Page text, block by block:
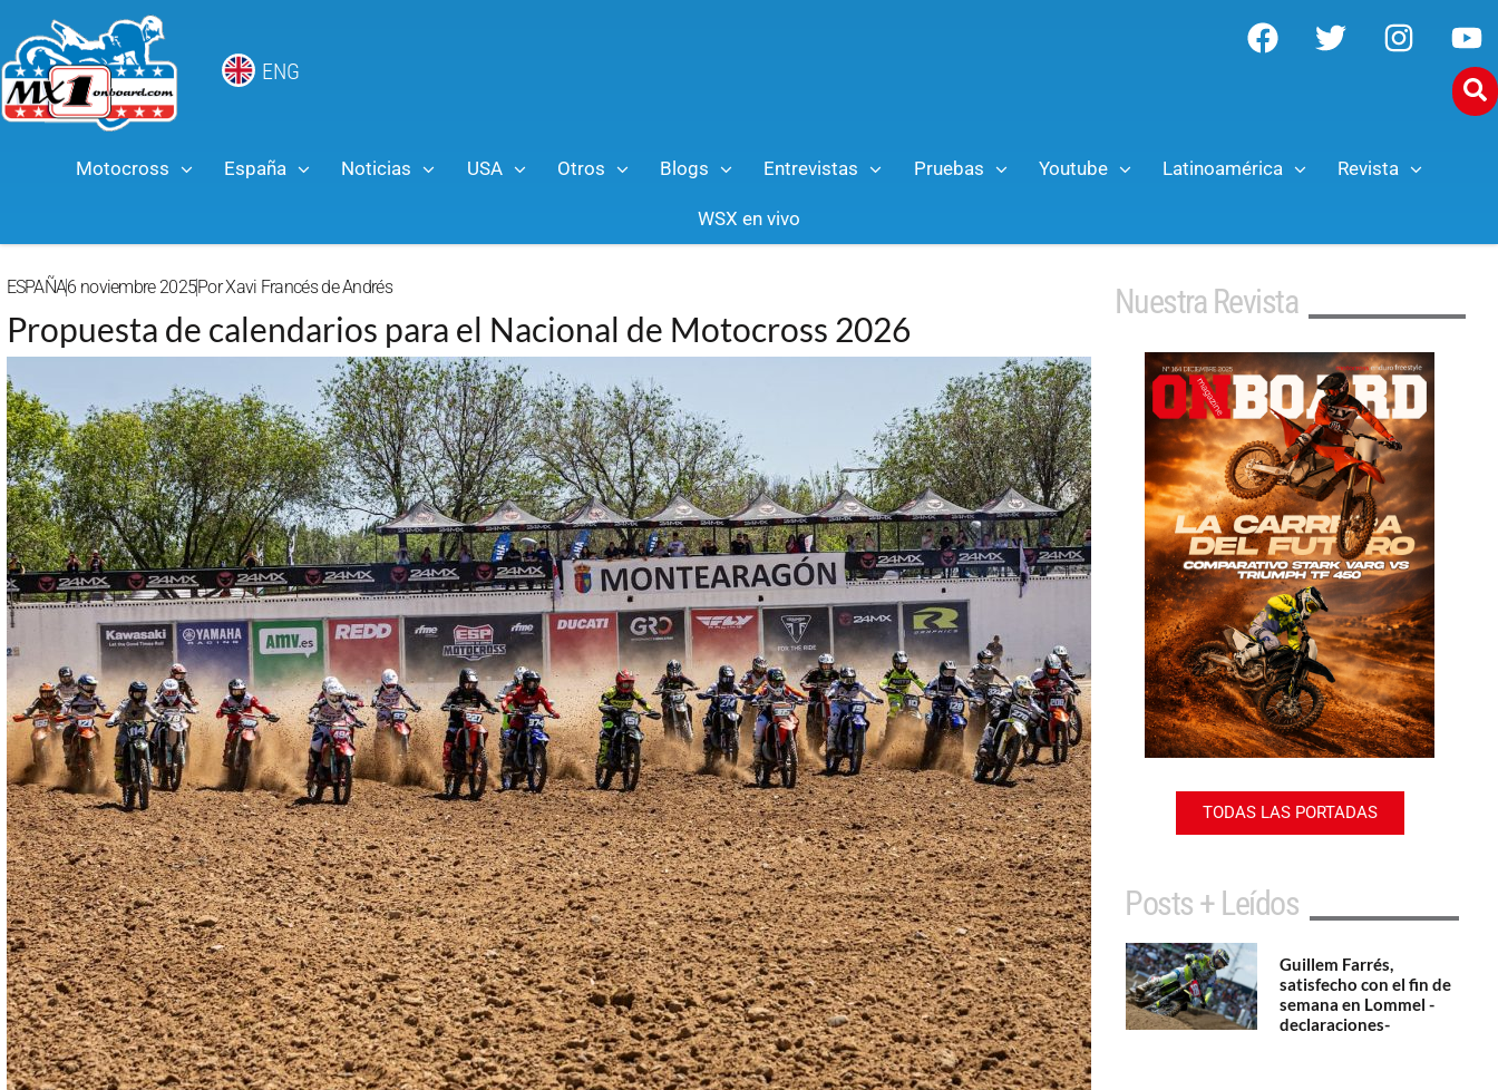
ENG
Motocross España Noticias USA Otros Blogs Entrevistas Pruebas Youtube Latinoamérica Revista
WSX en vivo
ESPAÑA6 noviembre 2025PorXavi Francés de Andrés
Propuesta de calendarios para el Nacional de Motocross 2026
Nuestra Revista
TODAS LAS PORTADAS
Posts + Leídos
Guillem Farrés,
satisfecho con el fin de
semana en Lommel -
declaraciones-